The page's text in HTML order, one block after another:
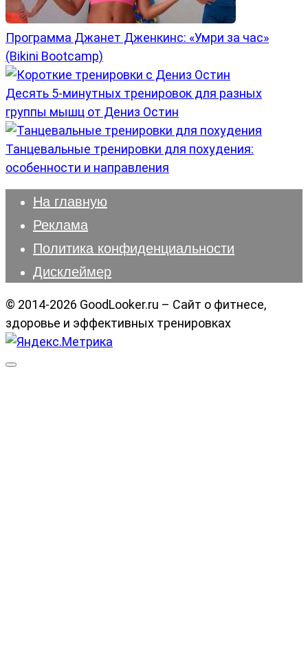
Программа Джанет Дженкинс: «Умри за час»
(Bikini Bootcamp)
Десять 5-минутных тренировок для разных
группы мышц от Дениз Остин
Танцевальные тренировки для похудения:
особенности и направления
На главную
Реклама
Политика конфиденциальности
Дисклеймер
© 2014-2026 GoodLooker.ru – Сайт о фитнесе,
здоровье и эффективных тренировках